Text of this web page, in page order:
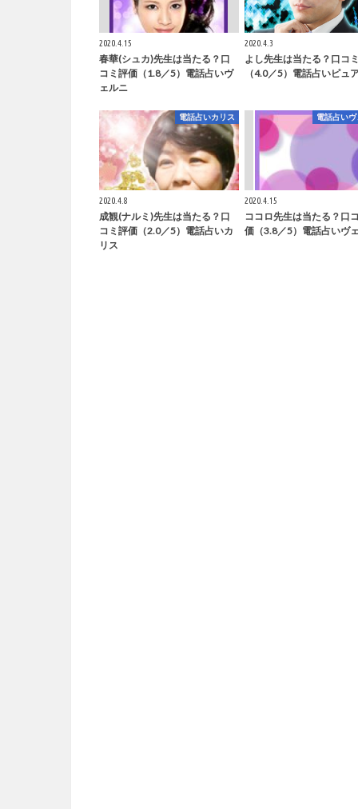
2020.4.15
春華(シュカ)先生は当たる？口
コミ評価（1.8／5）電話占いヴ
ェルニ
2020.4.3
よし先生は当たる？口コ
（4.0／5）電話占いピュ
電話占いカリス
2020.4.8
成観(ナルミ)先生は当たる？口
コミ評価（2.0／5）電話占いカ
リス
電話占い
2020.4.15
ココロ先生は当たる？口
価（3.8／5）電話占いヴ